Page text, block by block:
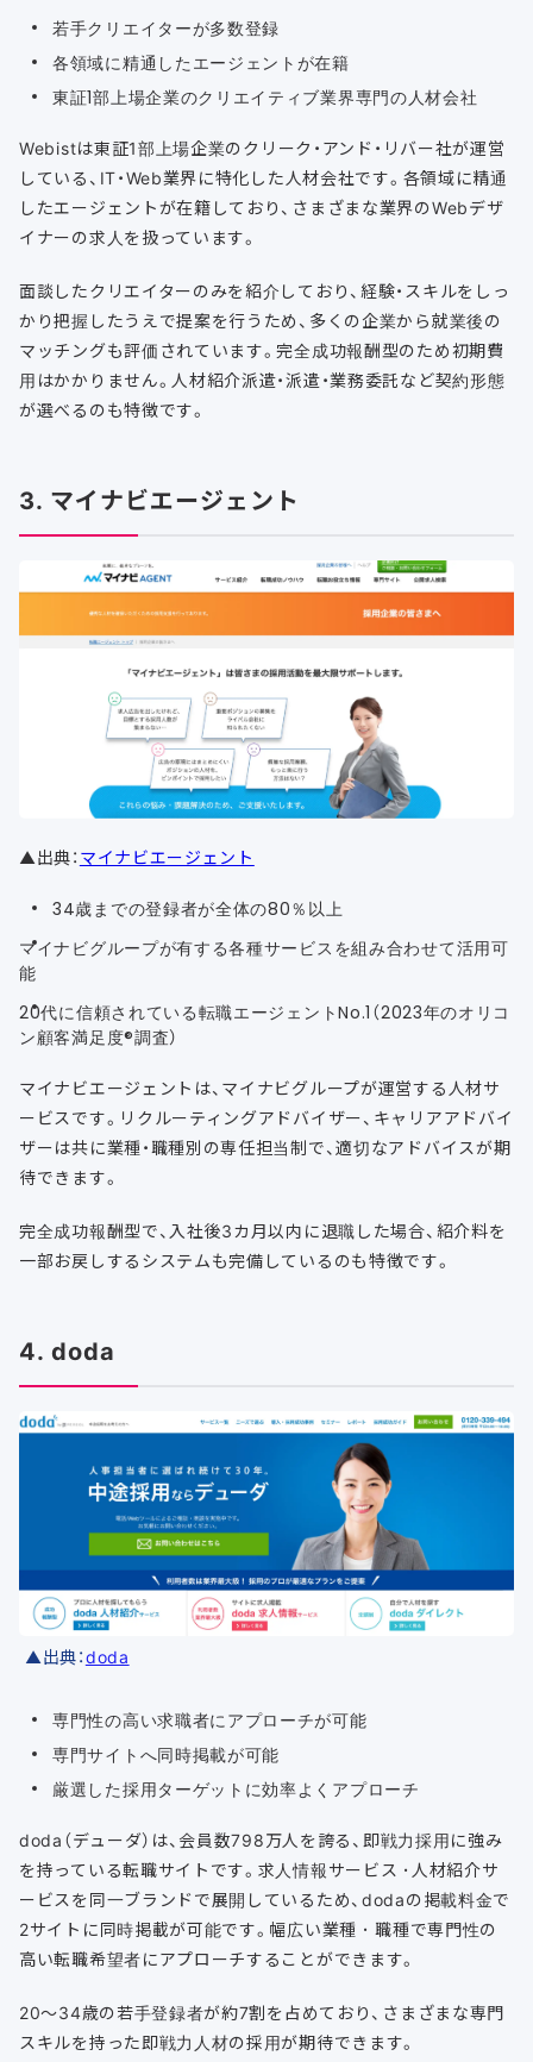
若手クリエイターが多数登録
各領域に精通したエージェントが在籍
東証1部上場企業のクリエイティブ業界専門の人材会社
Webistは東証1部上場企業のクリーク・アンド・リバー社が運営
している、IT・Web業界に特化した人材会社です。各領域に精通
したエージェントが在籍しており、さまざまな業界のWebデザ
イナーの求人を扱っています。
面談したクリエイターのみを紹介しており、経験・スキルをしっ
かり把握したうえで提案を行うため、多くの企業から就業後の
マッチングも評価されています。完全成功報酬型のため初期費
用はかかりません。人材紹介派遣・派遣・業務委託など契約形態
が選べるのも特徴です。
3. マイナビエージェント
▲出典： マイナビエージェント
34歳までの登録者が全体の80％以上
マイナビグループが有する各種サービスを組み合わせて活用可
能
20代に信頼されている転職エージェントNo.1（2023年のオリコ
ン顧客満足度®調査）
マイナビエージェントは、マイナビグループが運営する人材サ
ービスです。リクルーティングアドバイザー、キャリアアドバイ
ザーは共に業種・職種別の専任担当制で、適切なアドバイスが期
待できます。
完全成功報酬型で、入社後3カ月以内に退職した場合、紹介料を
一部お戻しするシステムも完備しているのも特徴です。
4. doda
▲出典：doda
専門性の高い求職者にアプローチが可能
専門サイトへ同時掲載が可能
厳選した採用ターゲットに効率よくアプローチ
doda（デューダ）は、会員数798万人を誇る、即戦力採用に強み
を持っている転職サイトです。求人情報サービス ･人材紹介サ
ービスを同一ブランドで展開しているため、dodaの掲載料金で
2サイトに同時掲載が可能です。幅広い業種 ･ 職種で専門性の
高い転職希望者にアプローチすることができます。
20〜34歳の若手登録者が約7割を占めており、さまざまな専門
スキルを持った即戦力人材の採用が期待できます。